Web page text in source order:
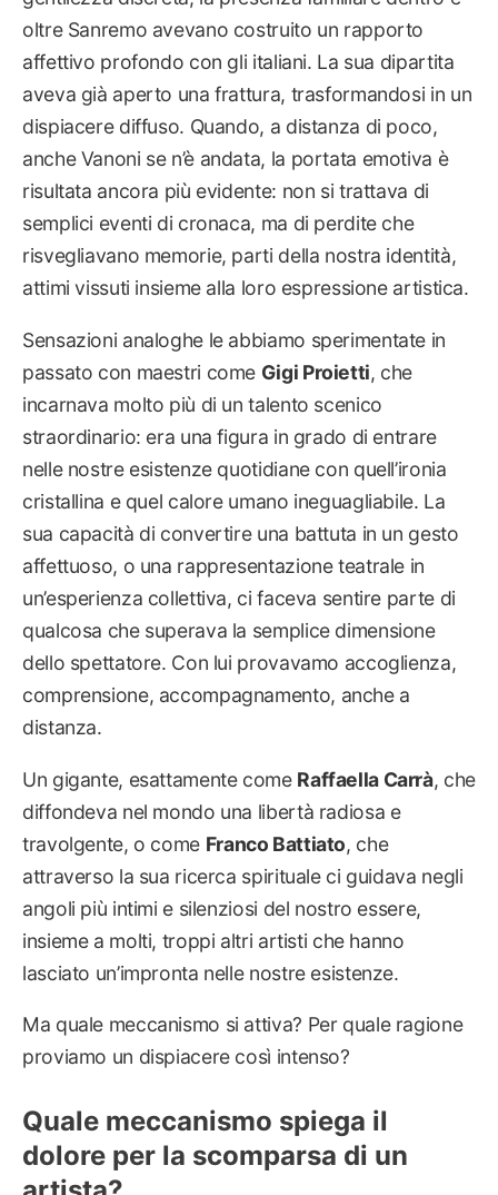
oltre Sanremo avevano costruito un rapporto
affettivo profondo con gli italiani. La sua dipartita
aveva già aperto una frattura, trasformandosi in un
dispiacere diffuso. Quando, a distanza di poco,
anche Vanoni se n’è andata, la portata emotiva è
risultata ancora più evidente: non si trattava di
semplici eventi di cronaca, ma di perdite che
risvegliavano memorie, parti della nostra identità,
attimi vissuti insieme alla loro espressione artistica.
Sensazioni analoghe le abbiamo sperimentate in
passato con maestri come Gigi Proietti, che
incarnava molto più di un talento scenico
straordinario: era una figura in grado di entrare
nelle nostre esistenze quotidiane con quell’ironia
cristallina e quel calore umano ineguagliabile. La
sua capacità di convertire una battuta in un gesto
affettuoso, o una rappresentazione teatrale in
un’esperienza collettiva, ci faceva sentire parte di
qualcosa che superava la semplice dimensione
dello spettatore. Con lui provavamo accoglienza,
comprensione, accompagnamento, anche a
distanza.
Un gigante, esattamente come Raffaella Carrà, che
diffondeva nel mondo una libertà radiosa e
travolgente, o come Franco Battiato, che
attraverso la sua ricerca spirituale ci guidava negli
angoli più intimi e silenziosi del nostro essere,
insieme a molti, troppi altri artisti che hanno
lasciato un’impronta nelle nostre esistenze.
Ma quale meccanismo si attiva? Per quale ragione
proviamo un dispiacere così intenso?
Quale meccanismo spiega il
dolore per la scomparsa di un